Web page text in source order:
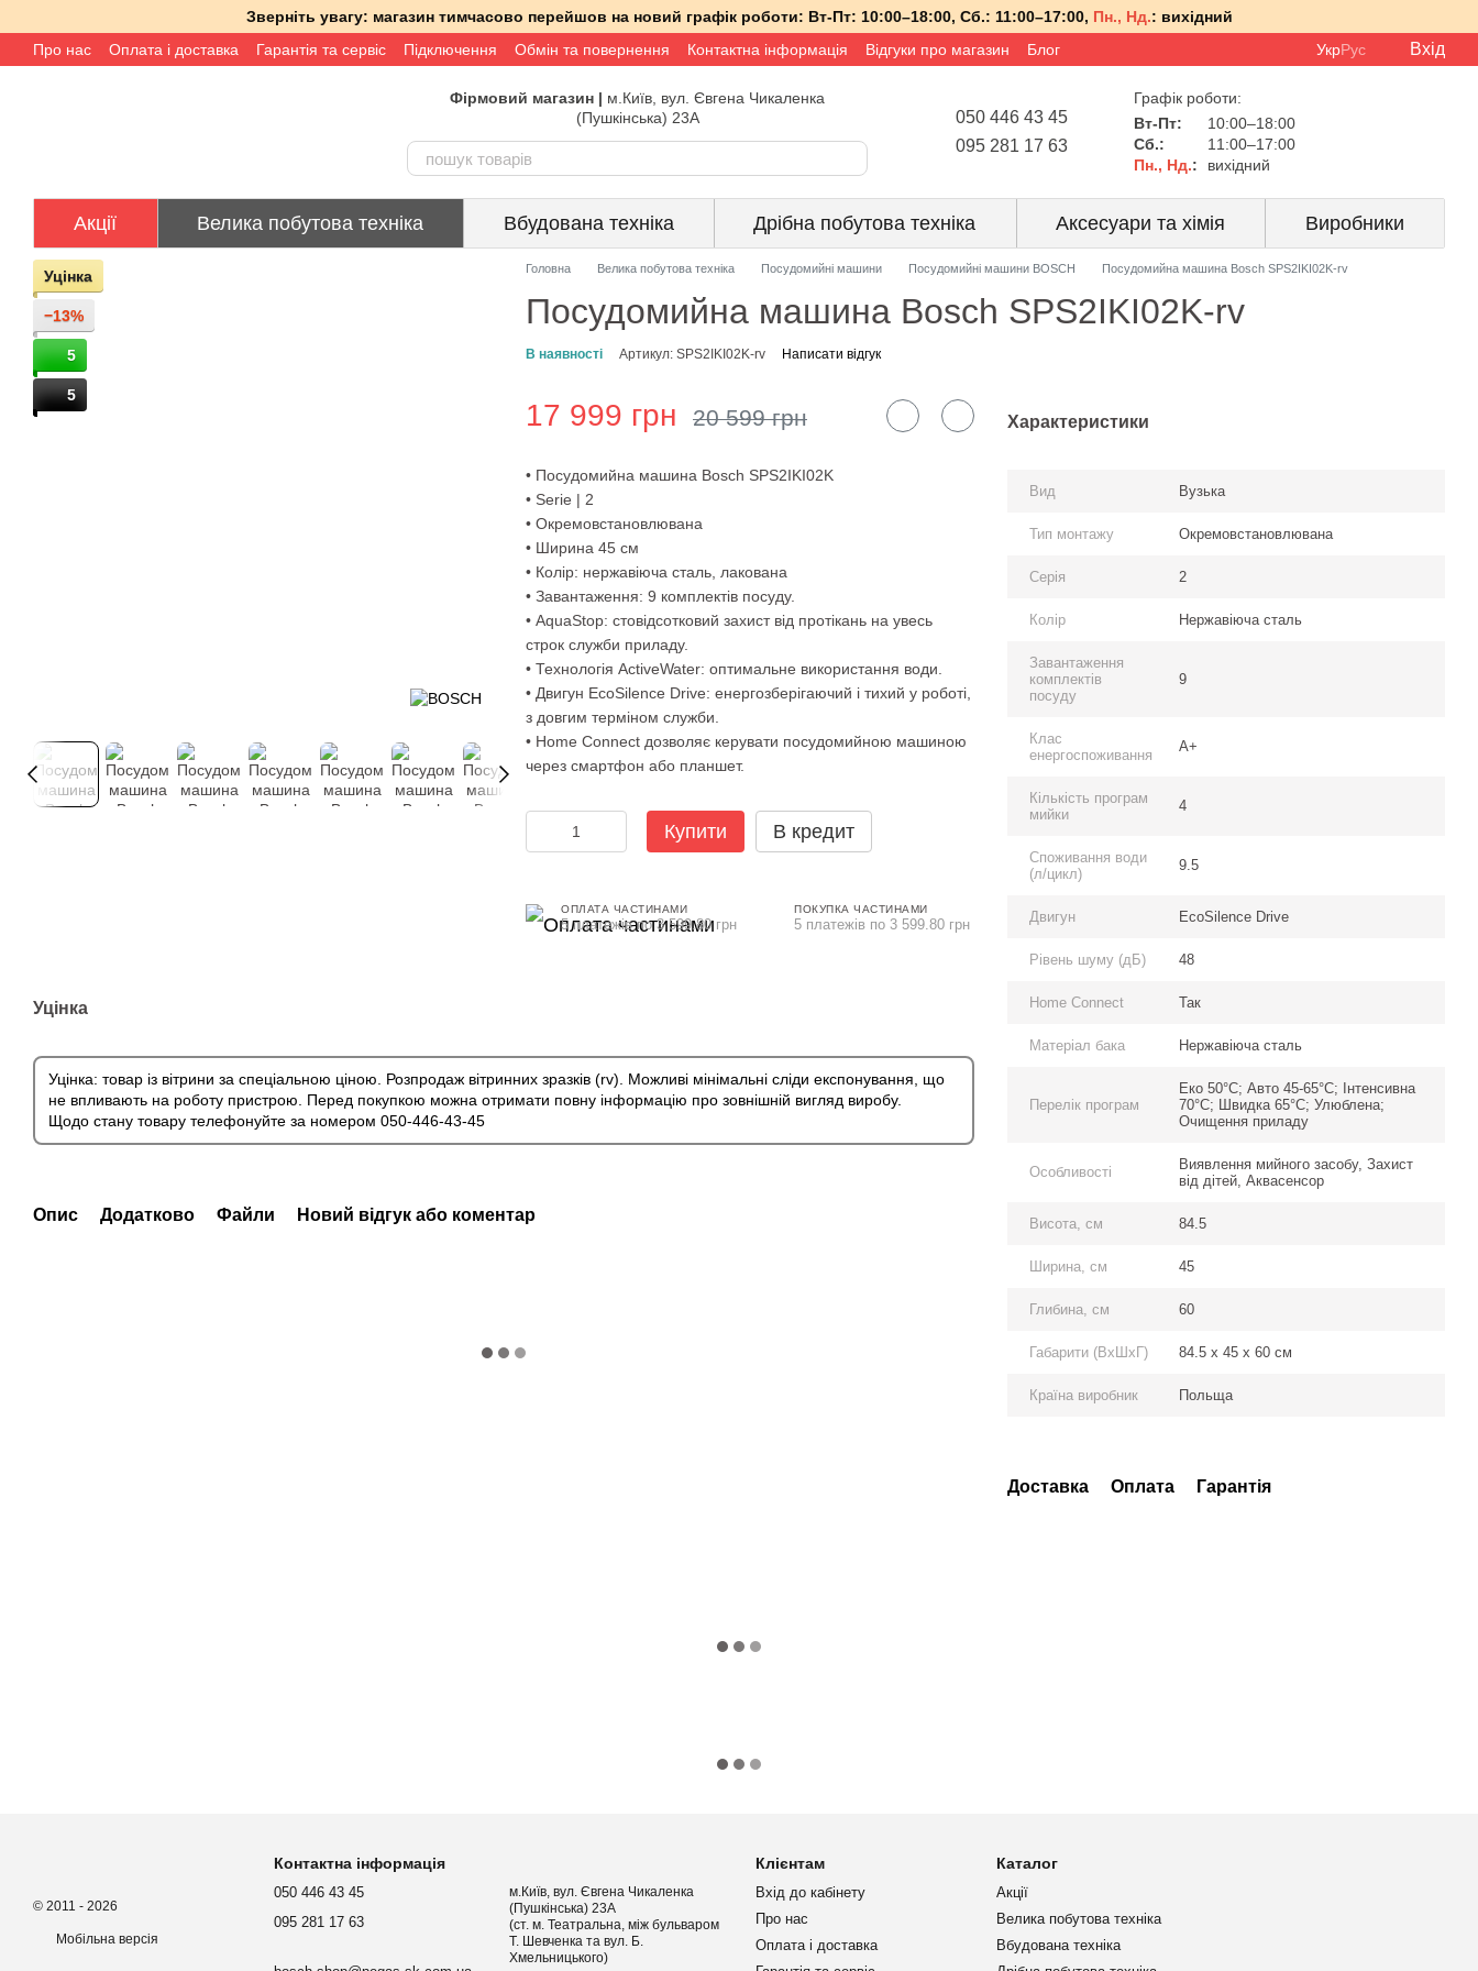
Зверніть увагу: магазин тимчасово перейшов на новий графік роботи: Вт-Пт: 10:00–18:00, Сб.: 11:00–17:00, Пн., Нд.: вихідний
Про нас
Оплата і доставка Гарантія та сервіс Підключення Обмін та повернення Контактна інформація Відгуки про магазин Блог УкрРус Вхід
Фірмовий магазин | м.Київ, вул. Євгена Чикаленка
(Пушкінська) 23А
050 446 43 45
095 281 17 63
Графік роботи:
Вт-Пт:
10:00–18:00
Сб.:
11:00–17:00
Пн., Нд.: вихідний
Акції Велика побутова техніка Вбудована техніка Дрібна побутова техніка Аксесуари та хімія Виробники
Уцінка
−13%
5
5
Головна Велика побутова техніка Посудомийні машини Посудомийні машини BOSCH Посудомийна машина Bosch SPS2IKI02K-rv
Посудомийна машина Bosch SPS2IKI02K-rv
В наявності Артикул: SPS2IKI02K-rv Написати відгук
17 999 грн 20 599 грн
• Посудомийна машина Bosch SPS2IKI02K
• Serie | 2
• Окремовстановлювана
• Ширина 45 см
• Колір: нержавіюча сталь, лакована
• Завантаження: 9 комплектів посуду.
• AquaStop: стовідсотковий захист від протікань на увесь
строк служби приладу.
• Технологія ActiveWater: оптимальне використання води.
• Двигун EcoSilence Drive: енергозберігаючий і тихий у роботі,
з довгим терміном служби.
• Home Connect дозволяє керувати посудомийною машиною
через смартфон або планшет.
Купити В кредит
ОПЛАТА ЧАСТИНАМИ
5 платежів по 3 599.80 грн
ПОКУПКА ЧАСТИНАМИ
5 платежів по 3 599.80 грн
Характеристики
Вид Вузька
Тип монтажу Окремовстановлювана
Серія 2
Колір Нержавіюча сталь
Завантаження
комплектів
посуду
9
Клас
енергоспоживання
A+
Кількість програм
мийки
4
Споживання води
(л/цикл)
9.5
Двигун EcoSilence Drive
Рівень шуму (дБ) 48
Home Connect Так
Матеріал бака Нержавіюча сталь
Перелік програм
Еко 50°С; Авто 45-65°С; Інтенсивна
70°С; Швидка 65°С; Улюблена;
Очищення приладу
Особливості
Виявлення мийного засобу, Захист
від дітей, Аквасенсор
Висота, см 84.5
Ширина, см 45
Глибина, см 60
Габарити (ВхШхГ) 84.5 x 45 x 60 см
Країна виробник Польща
Доставка Оплата Гарантія
Уцінка
Уцінка: товар із вітрини за спеціальною ціною. Розпродаж вітринних зразків (rv). Можливі мінімальні сліди експонування, що
не впливають на роботу пристрою. Перед покупкою можна отримати повну інформацію про зовнішній вигляд виробу.
Щодо стану товару телефонуйте за номером 050-446-43-45
Опис Додатково Файли Новий відгук або коментар
© 2011 - 2026
Мобільна версія
Контактна інформація
050 446 43 45
095 281 17 63
м.Київ, вул. Євгена Чикаленка
(Пушкінська) 23А
(ст. м. Театральна, між бульваром
Т. Шевченка та вул. Б.
Хмельницького)
Клієнтам
Вхід до кабінету
Про нас
Оплата і доставка
Каталог
Акції
Велика побутова техніка
Вбудована техніка